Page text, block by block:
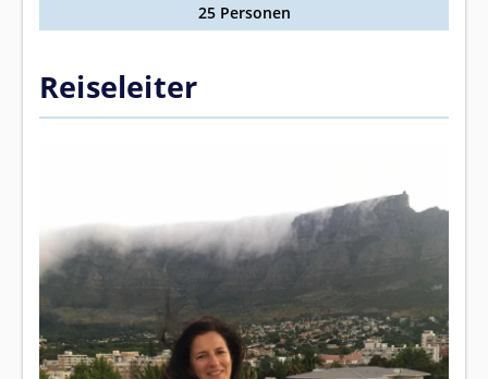
25 Personen
Reiseleiter